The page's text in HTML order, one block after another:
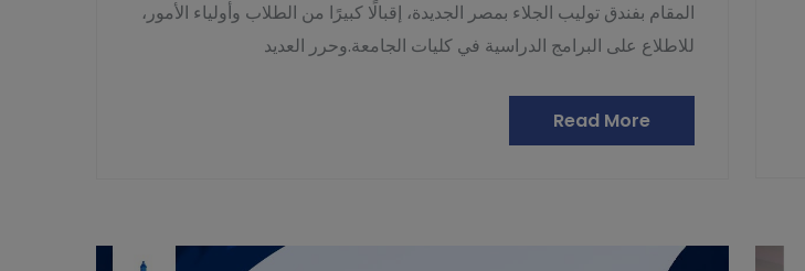
المقام بفندق توليب الجلاء بمصر الجديدة، إقبالًا كبيرًا من الطلاب وأولياء الأمور،
للاطلاع على البرامج الدراسية في كليات الجامعة.وحرر العديد
Read More